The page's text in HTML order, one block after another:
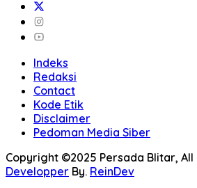
Indeks
Redaksi
Contact
Kode Etik
Disclaimer
Pedoman Media Siber
Copyright ©2025 Persada Blitar,
Developper By. ReinDev